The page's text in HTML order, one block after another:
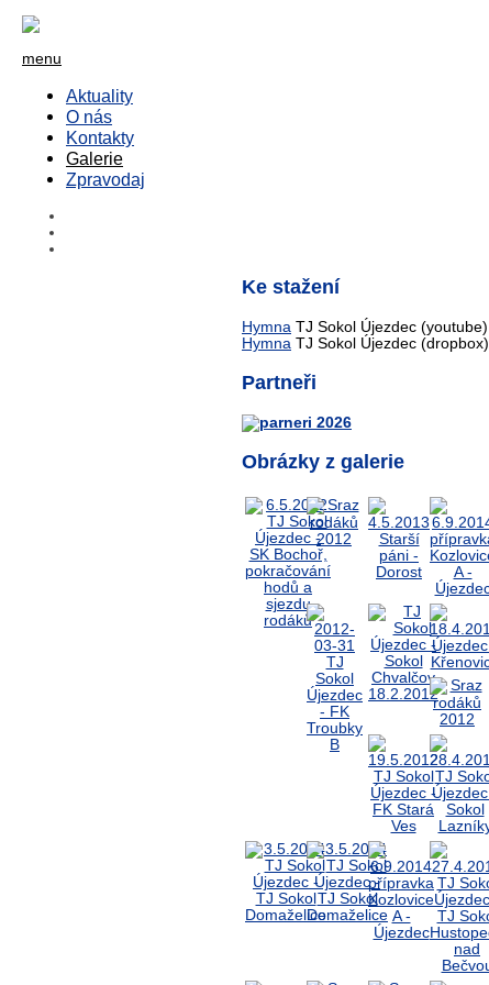
menu
Aktuality
O nás
Kontakty
Galerie
Zpravodaj
Ke stažení
Hymna TJ Sokol Újezdec (youtube)
Hymna TJ Sokol Újezdec (dropbox)
Partneři
Obrázky z galerie